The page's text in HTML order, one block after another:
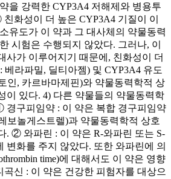
을 강력한 CYP3A4 저해제와 병용투
화성이 더 높은 CYP3A4 기질이 이
유도가 이 약과 그 대사체의 약물동력
시험은 수행되지 않았다. 그러나, 이
사가 이루어지기 때문에, 친화성이 더
베라파밀, 딜티아젬) 및 CYP3A4 유도
인, 카르바마제핀)와 약물동력학적 상
이 있다. 4) 다른 약물들의 약물동력학
경구피임약 : 이 약은 복합 경구피임약
보놀게스트렐)과 약물동력학적 상호
. ② 와파린 : 이 약은 R-와파린 또는 S-
변화를 주지 않았다. 또한 와파린에 의
time)에 대해서도 이 약은 영향
신 : 이 약은 건강한 피험자를 대상으